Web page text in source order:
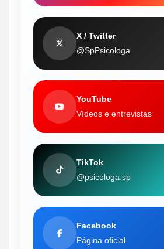
X / Twitter
@SpPsicologa
YouTube
Vídeos e entrevistas
TikTok
@psicologa.sp
Facebook
Página oficial